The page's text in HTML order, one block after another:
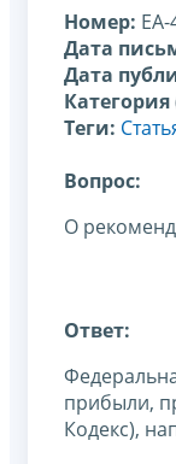
Номер: ЕА-
Дата
Дата
Теги:
Вопрос:
О
Ответ:
прибыли,
Кодекс),